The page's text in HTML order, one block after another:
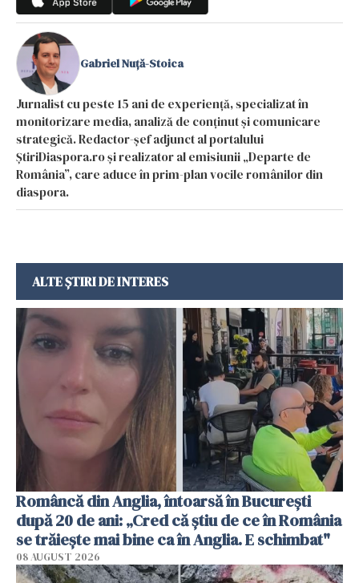
Gabriel Nuță-Stoica
Jurnalist cu peste 15 ani de experiență, specializat în
monitorizare media, analiză de conținut și comunicare
strategică. Redactor-șef adjunct al portalului
ȘtiriDiaspora.ro și realizator al emisiunii „Departe de
România”, care aduce în prim-plan vocile românilor din
diaspora.
ALTE ȘTIRI DE INTERES
Româncă din Anglia, întoarsă în București
după 20 de ani: „Cred că știu de ce în România
se trăiește mai bine ca în Anglia. E schimbat"
08 AUGUST 2026